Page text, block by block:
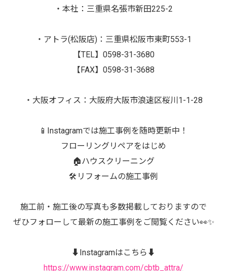
・本社：三重県名張市新田225-2
・アトラ(松阪店)：三重県松阪市東町553-1
【TEL】0598-31-3680
【FAX】0598-31-3688
・大阪オフィス：大阪府大阪市浪速区桜川1-1-28
📱Instagramでは施工事例を随時更新中！
フローリングリペアをはじめ
🏠ハウスクリーニング
🛠️リフォームの施工事例
施工前・施工後の写真も多数掲載しておりますので
ぜひフォローして最新の施工事例をご閲覧ください👀✨
⬇️Instagramはこちら⬇️
https://www.instagram.com/cbtb_attra/